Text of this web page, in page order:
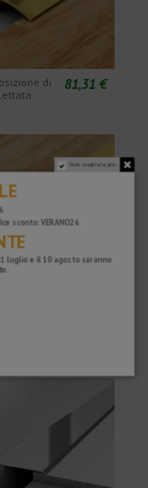
di
81,31 €
Non mostrare più.
sconto: VERANO26
luglio e il 10 agosto saranno